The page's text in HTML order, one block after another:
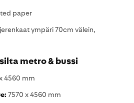
paper
ympäri 70cm välein,
metro & bussi
4560 mm
7570 x 4560 mm